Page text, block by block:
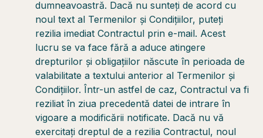
dumneavoastră. Dacă nu sunteți de acord cu
noul text al Termenilor și Condițiilor, puteți
rezilia imediat Contractul prin e-mail. Acest
lucru se va face fără a aduce atingere
drepturilor și obligațiilor născute în perioada de
valabilitate a textului anterior al Termenilor și
Condițiilor. Într-un astfel de caz, Contractul va fi
reziliat în ziua precedentă datei de intrare în
vigoare a modificării notificate. Dacă nu vă
exercitați dreptul de a rezilia Contractul, noul